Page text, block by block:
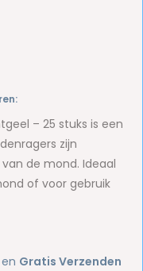
– 25 stuks is een
zijn
de mond. Ideaal
of voor gebruik
Gratis Verzenden